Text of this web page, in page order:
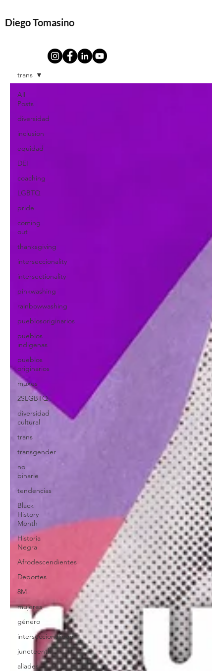
Diego Tomasino
All
Posts
diversidad
inclusion
equidad
DEI
coaching
LGBTQ
pride
coming
out
thanksgiving
interseccionality
intersectionality
pinkwashing
rainbowwashing
pueblosoriginarios
pueblos
indigenas
pueblos
originarios
muxes
2SLGBTQ
diversidad
cultural
trans
transgender
no
binarie
tendencias
Black
History
Month
Historia
Negra
Afrodescendientes
Deportes
8M
mujeres
género
interseccionalidad
juneteenth
aliades
trans